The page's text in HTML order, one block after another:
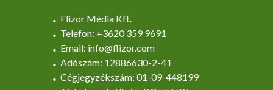
Flizor Média Kft.
Telefon: +3620 359 9691
Email: info@flizor.com
Adószám: 12886630-2-41
Cégjegyzékszám: 01-09-448199